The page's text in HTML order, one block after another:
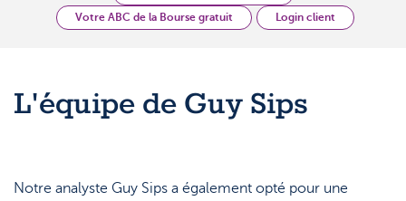
Mobile
Offre
Produits
Votre ABC de la Bourse gratuit
Login client
L'équipe de Guy Sips
Notre analyste Guy Sips a également opté pour une